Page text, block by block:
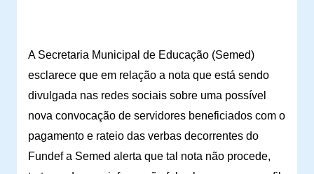
A Secretaria Municipal de Educação (Semed)
esclarece que em relação a nota que está sendo
divulgada nas redes sociais sobre uma possível
nova convocação de servidores beneficiados com o
pagamento e rateio das verbas decorrentes do
Fundef a Semed alerta que tal nota não procede,